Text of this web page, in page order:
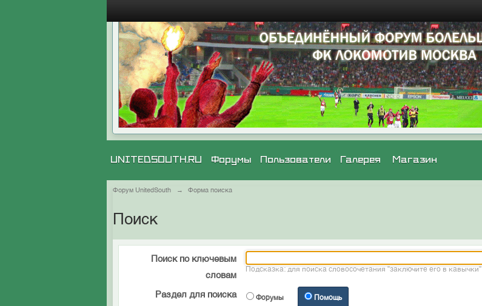
UNITEDSOUTH.RU Галерея Магазин
Форумы Пользователи
Форум UnitedSouth → Форма поиска
Поиск
Поиск по ключевым
словам
Подсказка: для поиска словосочетания "заключите его в кавычки"
Раздел для поиска Форумы Помощь